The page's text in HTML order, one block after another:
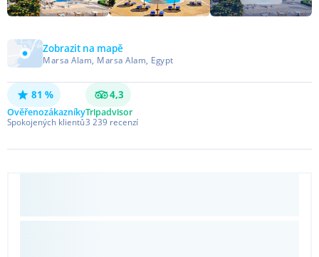
Zobrazit na mapě
Marsa Alam, Marsa Alam, Egypt
81 %
Ověřenozákazníky
Spokojených klientů
4,3
Tripadvisor
3 239 recenzí